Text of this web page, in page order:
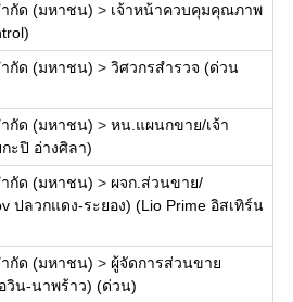
กัด (มหาชน) > เจ้าหน้าควบคุมคุณภาพ
กัด (มหาชน) > วิศวกรสำรวจ (ด่วน
กัด (มหาชน) > หน.แผนกขาย/เจ้า
ะปิ อ่างศิลา)
กัด (มหาชน) > ผจก.ส่วนขาย/
ปลวกแดง-ระยอง) (Lio Prime อิสเทิร์น
กัด (มหาชน) > ผู้จัดการส่วนขาย
วิน-นาพร้าว) (ด่วน)